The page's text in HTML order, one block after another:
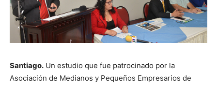
Santiago. Un estudio que fue patrocinado por la
Asociación de Medianos y Pequeños Empresarios de